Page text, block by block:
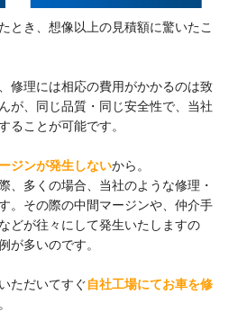
とき、想像以上の見積額に驚いたこ
修理には相応の費用がかかるのは致
が、同じ品質・同じ安全性で、当社
ることが可能です。
ジンが発生しないから。
、多くの場合、当社のような修理・
。その際の中間マージンや、仲介手
どが往々にして発生いたしますの
が多いのです。
ただいてすぐ自社工場にてお車を修